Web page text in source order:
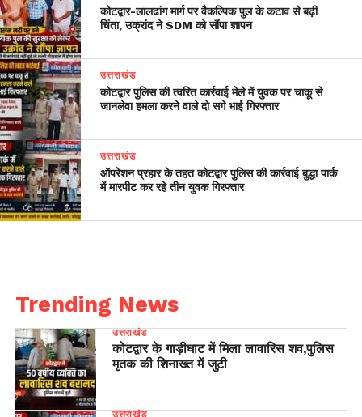
​कोटद्वार-लालढांग मार्ग पर वैकल्पिक पुल के कटाव से बढ़ी
चिंता, उक्रांद ने SDM को सौंपा ज्ञापन
उत्तराखंड
कोटद्वार पुलिस की त्वरित कार्रवाई मेले में युवक पर चाकू से
जानलेवा हमला करने वाले दो सगे भाई गिरफ्तार
उत्तराखंड
ऑपरेशन प्रहार के तहत कोटद्वार पुलिस की कार्रवाई बुद्धा पार्क
में मारपीट कर रहे तीन युवक गिरफ्तार
Trending News
उत्तराखंड
कोटद्वार के गाड़ीघाट में मिला लावारिस शव,पुलिस
मृतक की शिनाख्त में जुटी
उत्तराखंड